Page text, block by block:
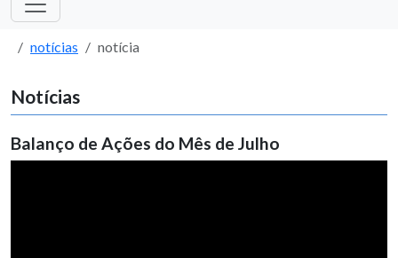
notícias notícia
Notícias
Balanço de Ações do Mês de Julho